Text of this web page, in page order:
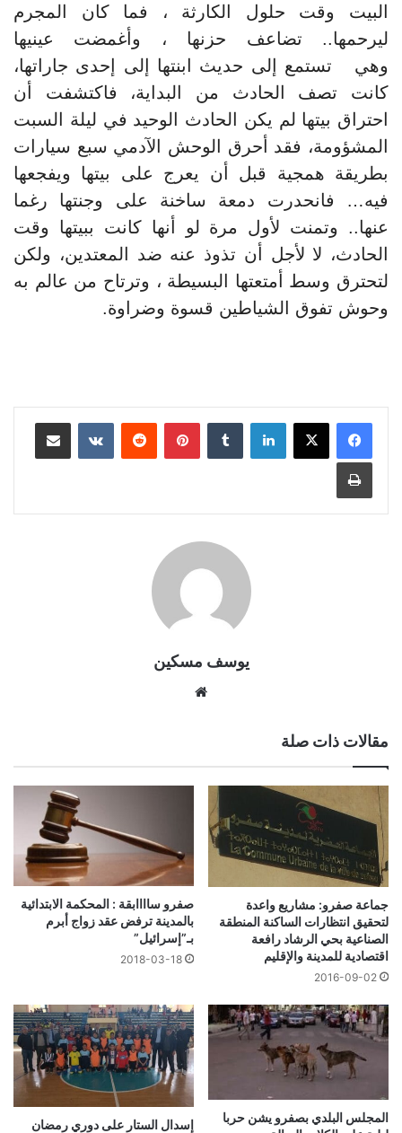
البيت وقت حلول الكارثة ، فما كان المجرم
ليرحمها.. تضاعف حزنها ، وأغمضت عينيها
وهي تستمع إلى حديث ابنتها إلى إحدى جاراتها،
كانت تصف الحادث من البداية، فاكتشفت أن
احتراق بيتها لم يكن الحادث الوحيد في ليلة السبت
المشؤومة، فقد أحرق الوحش الآدمي سبع سيارات
بطريقة همجية قبل أن يعرج على بيتها ويفجعها
فيه… فانحدرت دمعة ساخنة على وجنتها رغما
عنها.. وتمنت لأول مرة لو أنها كانت ببيتها وقت
الحادث، لا لأجل أن تذوذ عنه ضد المعتدين، ولكن
لتحترق وسط أمتعتها البسيطة ، وترتاح من عالم به
وحوش تفوق الشياطين قسوة وضراوة.
لينكدإن بينتيريست مشاركة عبر البريد
طباعة
يوسف مسكين
مقالات ذات صلة
جماعة صفرو: مشاريع واعدة
لتحقيق انتظارات الساكنة المنطقة
الصناعية بحي الرشاد رافعة
اقتصادية للمدينة والإقليم
2016-09-02
صفرو ساااابقة : المحكمة الابتدائية
بالمدينة ترفض عقد زواج أبرم
بـ”إسرائيل”
2018-03-18
المجلس البلدي بصفرو يشن حربا
إسدال الستار على دوري رمضان